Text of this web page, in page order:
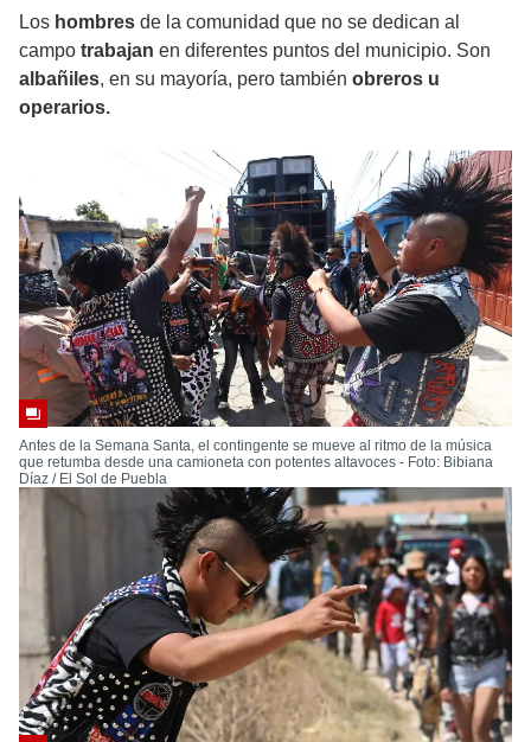
Los hombres de la comunidad que no se dedican al
campo trabajan en diferentes puntos del municipio. Son
albañiles, en su mayoría, pero también obreros u
operarios.
Antes de la Semana Santa, el contingente se mueve al ritmo de la música
que retumba desde una camioneta con potentes altavoces - Foto: Bibiana
Díaz / El Sol de Puebla